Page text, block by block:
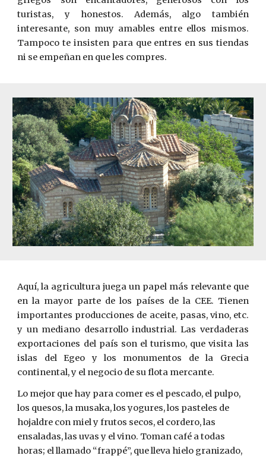
turistas, y honestos. Además, algo también
interesante, son muy amables entre ellos mismos.
Tampoco te insisten para que entres en sus tiendas
ni se empeñan en que les compres.
Aquí, la agricultura juega un papel más relevante que
en la mayor parte de los países de la CEE. Tienen
importantes producciones de aceite, pasas, vino, etc.
y un mediano desarrollo industrial. Las verdaderas
exportaciones del país son el turismo, que visita las
islas del Egeo y los monumentos de la Grecia
continental, y el negocio de su flota mercante.
Lo mejor que hay para comer es el pescado, el pulpo,
los quesos, la musaka, los yogures, los pasteles de
hojaldre con miel y frutos secos, el cordero, las
ensaladas, las uvas y el vino. Toman café a todas
horas; el llamado “frappé”, que lleva hielo granizado,